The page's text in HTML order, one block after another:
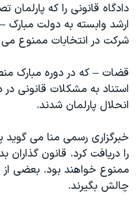
دادگاه قانونی را که
ارشد وابسته به دولت مبارک
شرکت در انتخابات ممنوع
قضات – که در دوره مبارک
استناد به مشکلات قانونی در
انحلال پارلمان شدند.
خبرگزاری رسمی منا می گوید
را دریافت کرد. قانون گذاران
ممنوع خواهند بود. بعضی از
چالش بگیرند.